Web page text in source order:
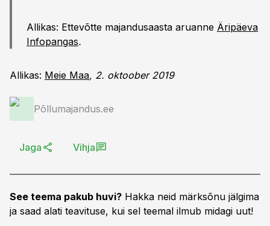
Allikas: Ettevõtte majandusaasta aruanne Äripäeva
Infopangas.
Allikas: Meie Maa, 2. oktoober 2019
Põllumajandus.ee
Jaga Vihja
See teema pakub huvi? Hakka neid märksõnu jälgima
ja saad alati teavituse, kui sel teemal ilmub midagi uut!